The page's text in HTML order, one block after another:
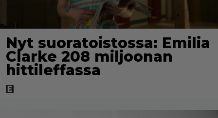
Nyt suoratoistossa: Emilia
Clarke 208 miljoonan
hittileffassa